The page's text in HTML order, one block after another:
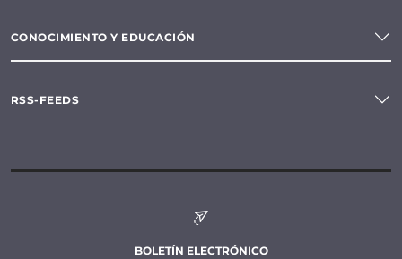
CONOCIMIENTO Y EDUCACIÓN
RSS-FEEDS
BOLETÍN ELECTRÓNICO